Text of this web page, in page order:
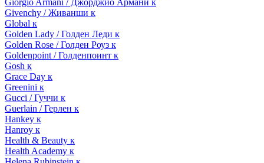
Giorgio Armani / Джорджио Армани к
Givenchy / Живанши к
Global к
Golden Lady / Голден Леди к
Golden Rose / Голден Роуз к
Goldenpoint / Голденпоинт к
Gosh к
Grace Day к
Greenini к
Gucci / Гуччи к
Guerlain / Герлен к
Hankey к
Hanroy к
Health & Beauty к
Health Academy к